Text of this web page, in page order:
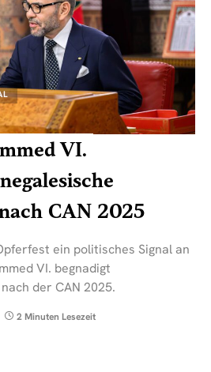
VI.
CAN 2025
ein politisches Signal an
VI. begnadigt
der CAN 2025.
2 Minuten Lesezeit